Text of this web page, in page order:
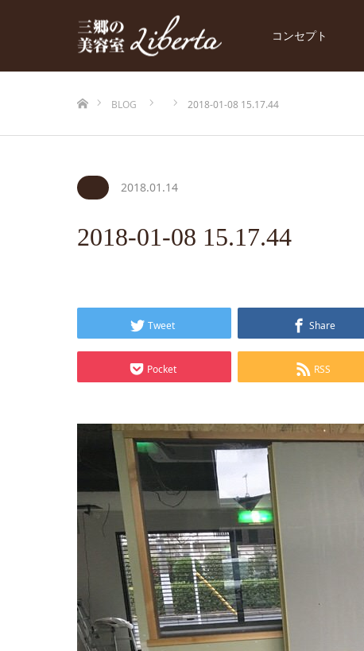
コンセプト
BLOG
2018-01-08 15.17.44
2018.01.14
2018-01-08 15.17.44
Tweet Share
Pocket RSS